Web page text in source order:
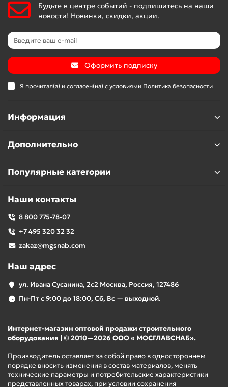
Будьте в центре событий - подпишитесь на наши
новости! Новинки, скидки, акции.
Оформить подписку
Я прочитал(а) и согласен(на) с условиями Политика безопасности
Информация
Дополнительно
Популярные категории
Наши контакты
8 800 775-78-07
+7 495 320 32 32
zakaz@mgsnab.com
Наш адрес
ул. Ивана Сусанина, 2с2 Москва, Россия, 127486
Пн-Пт с 9:00 до 18:00, Сб, Вс — выходной.
Интернет-магазин оптовой продажи строительного
оборудования | © 2010—2026 ООО « МОСГЛАВСНАБ».
Производитель оставляет за собой право в одностороннем
порядке вносить изменения в состав материалов, менять
технические параметры и потребительские характеристики
представленных товарах, при условии сохранения